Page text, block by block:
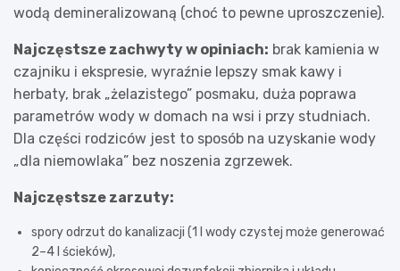
wodą demineralizowaną (choć to pewne uproszczenie).
Najczęstsze zachwyty w opiniach: brak kamienia w
czajniku i ekspresie, wyraźnie lepszy smak kawy i
herbaty, brak „żelazistego” posmaku, duża poprawa
parametrów wody w domach na wsi i przy studniach.
Dla części rodziców jest to sposób na uzyskanie wody
„dla niemowlaka” bez noszenia zgrzewek.
Najczęstsze zarzuty:
spory odrzut do kanalizacji (1 l wody czystej może generować
2–4 l ścieków),